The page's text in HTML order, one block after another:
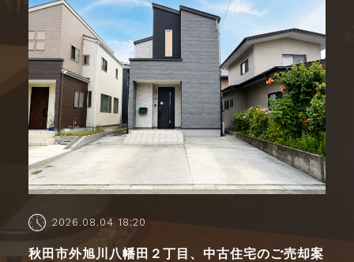
2026.08.04 18:20
秋田市外旭川八幡田２丁目、中古住宅のご売却案